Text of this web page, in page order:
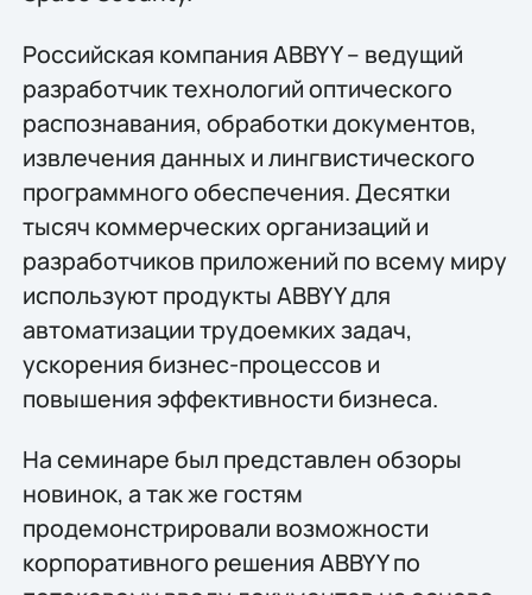
Российская компания ABBYY – ведущий
разработчик технологий оптического
распознавания, обработки документов,
извлечения данных и лингвистического
программного обеспечения. Десятки
тысяч коммерческих организаций и
разработчиков приложений по всему миру
используют продукты ABBYY для
автоматизации трудоемких задач,
ускорения бизнес-процессов и
повышения эффективности бизнеса.
На семинаре был представлен обзоры
новинок, а так же гостям
продемонстрировали возможности
корпоративного решения ABBYY по